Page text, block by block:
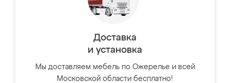
Доставка
и установка
Мы доставляем мебель по Ожерелье и всей
Московской области бесплатно!